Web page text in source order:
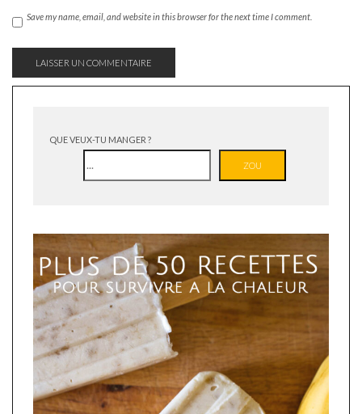
Save my name, email, and website in this browser for the next time I comment.
QUE VEUX-TU MANGER ?
ZOU